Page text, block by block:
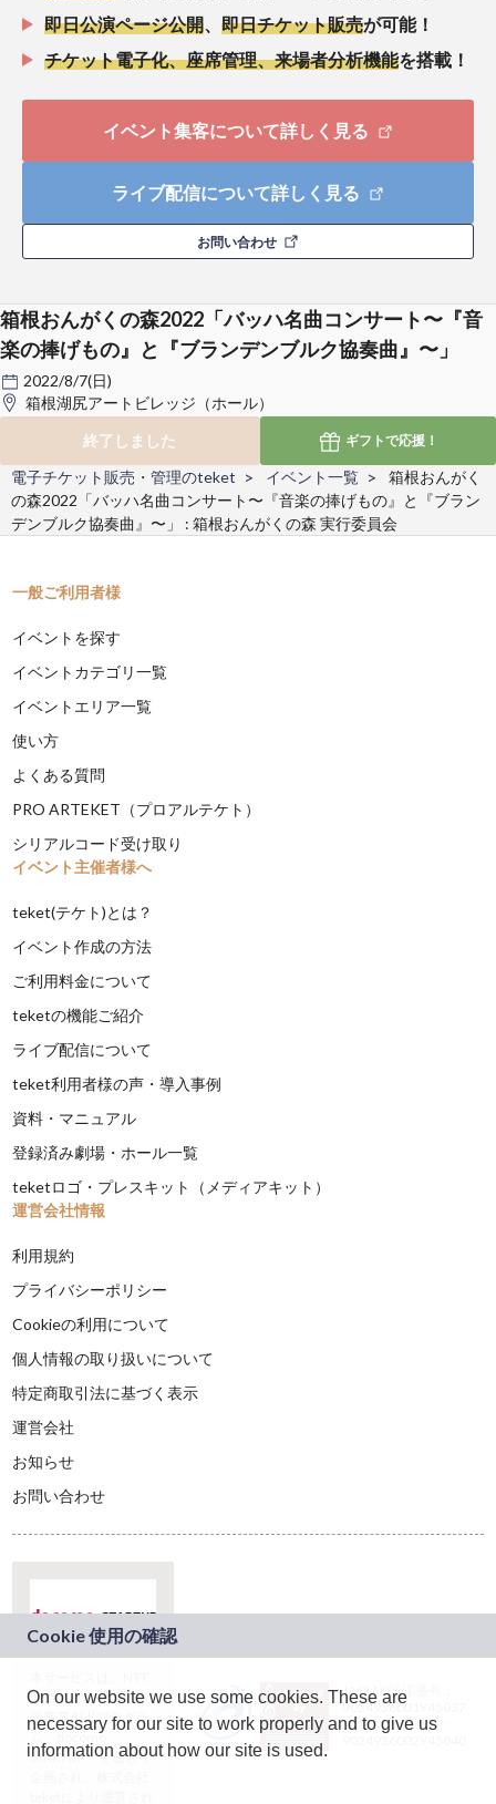
即日公演ページ公開
即日チケット販売が可能！
チケット電子化、座席管理、来場者分析機能を搭載！
イベント集客について詳しく見る
ライブ配信について詳しく見る
お問い合わせ
箱根おんがくの森2022「バッハ名曲コンサート〜『音
楽の捧げもの』と『ブランデンブルク協奏曲』〜」
2022/8/7(日)
箱根湖尻アートビレッジ（ホール）
終了しました
ギフトで応援！
電子チケット販売・管理のteket イベント一覧
箱根おんがく
の森2022「バッハ名曲コンサート〜『音楽の捧げもの』と『ブラン
デンブルク協奏曲』〜」 : 箱根おんがくの森 実行委員会
一般ご利用者様
イベントを探す
イベントカテゴリ一覧
イベントエリア一覧
使い方
よくある質問
PRO ARTEKET（プロアルテケト）
シリアルコード受け取り
イベント主催者様へ
teket(テケト)とは？
イベント作成の方法
ご利用料金について
teketの機能ご紹介
ライブ配信について
teket利用者様の声・導入事例
資料・マニュアル
登録済み劇場・ホール一覧
teketロゴ・プレスキット（メディアキット）
運営会社情報
利用規約
プライバシーポリシー
Cookieの利用について
個人情報の取り扱いについて
特定商取引法に基づく表示
運営会社
お知らせ
お問い合わせ
ドコモグループの新
規事業創出プログラ
ム「docomo
STARTUP」を通じて
JASRAC許諾番号：
9024936001Y45037
JASRAC許諾番号：
On our website we use some cookies. These are
necessary for our site to work properly and to give us
information about how our site is used.